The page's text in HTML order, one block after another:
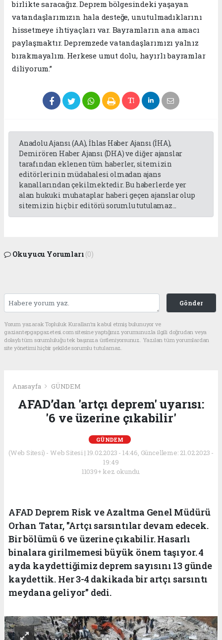
birlikte saracağız. Deprem bölgesindeki yaşayan
vatandaşlarımızın hala desteğe, unutulmadıklarını
hissetmeye ihtiyaçları var. Bayramların ana amacı
paylaşmaktır. Depremzede vatandaşlarımızı yalnız
bırakmayalım. Herkese umut dolu, hayırlı bayramlar
diliyorum.”
Anadolu Ajansı (AA), İhlas Haber Ajansı (İHA),
Demirören Haber Ajansı (DHA) ve diğer ajanslar
tarafından eklenen tüm haberler, sitemizin
editörlerinin müdahalesi olmadan ajans
kanallarından çekilmektedir. Bu haberlerde yer
alan hukuki muhataplar haberi geçen ajanslar olup
sitemizin hiç bir editörü sorumlu tutulamaz...
Okuyucu Yorumları (0)
Gönder
Yorum yazarak Topluluk Kuralları’nı kabul etmiş bulunuyor ve
gaziantepgapgazetesi.com sitesine yaptığınız yorumunuzla ilgili doğrudan veya
dolaylı tüm sorumluluğu tek başınıza üstleniyorsunuz. Yazılan tüm yorumlardan
site yönetimi hiçbir şekilde sorumlu tutulamaz.
Anasayfa GÜNDEM
AFAD’dan 'artçı deprem' uyarısı:
'6 ve üzerine çıkabilir'
GÜNDEM
(Web Sitesi) - Web Sitesi | 19.02.2023 - 14:46, Güncelleme: 21.02.2023 -
19:49
11039+ kez okundu.
AFAD Deprem Risk ve Azaltma Genel Müdürü
Orhan Tatar, "Artçı sarsıntılar devam edecek.
Bir bölümü 6 ve üzerine çıkabilir. Hasarlı
binalara girilmemesi büyük önem taşıyor. 4
ayda kaydettiğimiz deprem sayısını 13 günde
kaydettik. Her 3-4 dakikada bir artçı sarsıntı
meydana geliyor" dedi.